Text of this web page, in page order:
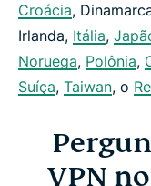
Croácia,
Irlanda, Itália,
Noruega, Polônia,
Suíça, Taiwan, o
VPN